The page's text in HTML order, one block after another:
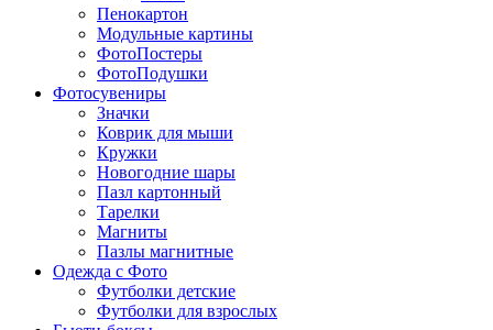
Пенокартон
Модульные картины
ФотоПостеры
ФотоПодушки
Фотоcувениры
Значки
Коврик для мыши
Кружки
Новогодние шары
Пазл картонный
Тарелки
Магниты
Пазлы магнитные
Одежда с Фото
Футболки детские
Футболки для взрослых